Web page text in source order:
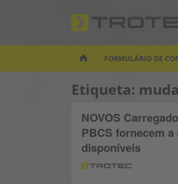
m
FORMULÁRIO DE
Etiqueta:
NOVOS
PBCS fornecem
disponíveis